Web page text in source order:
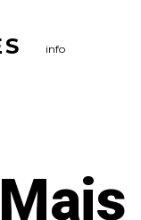
info
Mais